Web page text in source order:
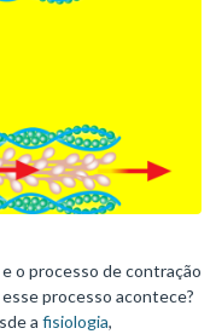
o processo de contração
processo acontece?
a fisiologia,